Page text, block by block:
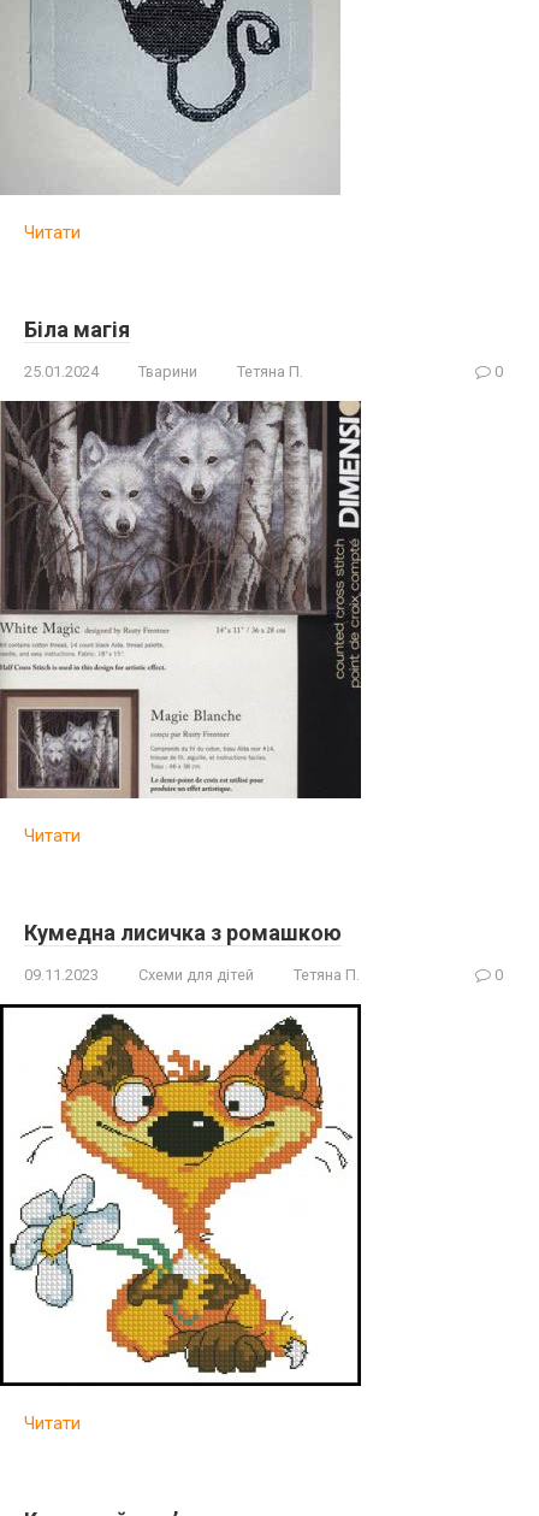
Читати
Біла магія
25.01.2024 Тварини Тетяна П. 0
Читати
Кумедна лисичка з ромашкою
09.11.2023 Схеми для дітей Тетяна П. 0
Читати